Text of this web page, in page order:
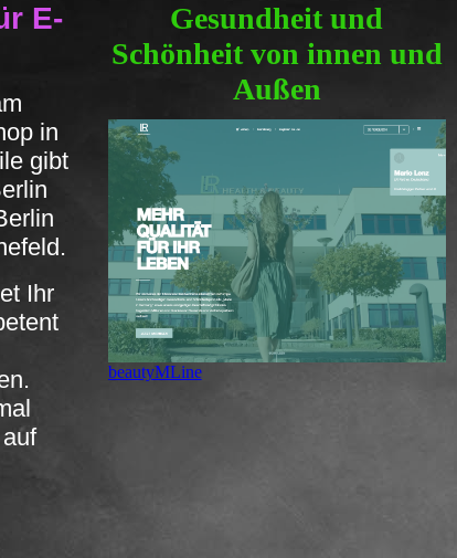
E-
in
gibt
Ihr
Gesundheit und
Schönheit von innen und
Außen
beautyMLine